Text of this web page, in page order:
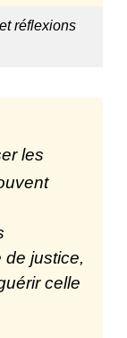
réflexions
les
justice,
celle